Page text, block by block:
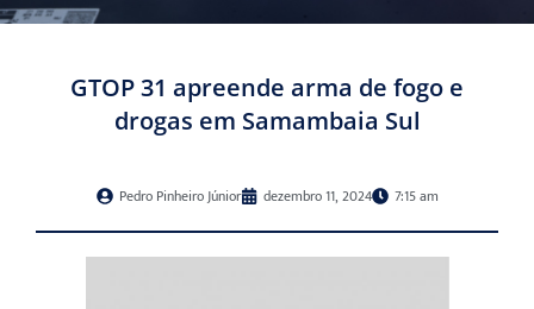
GTOP 31 apreende arma de fogo e
drogas em Samambaia Sul
Pedro Pinheiro Júnior dezembro 11, 2024 7:15 am